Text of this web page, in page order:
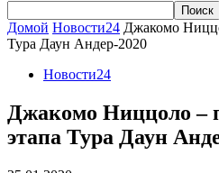
Домой Новости24 Джакомо
Тура Даун Андер-2020
Новости24
Джакомо Ниццоло –
этапа Тура Даун